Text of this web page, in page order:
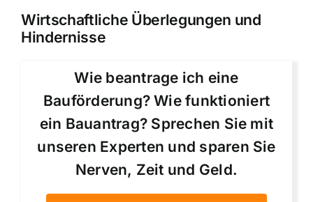
Wirtschaftliche Überlegungen und
Hindernisse
Wie beantrage ich eine
Bauförderung? Wie funktioniert
ein Bauantrag? Sprechen Sie mit
unseren Experten und sparen Sie
Nerven, Zeit und Geld.